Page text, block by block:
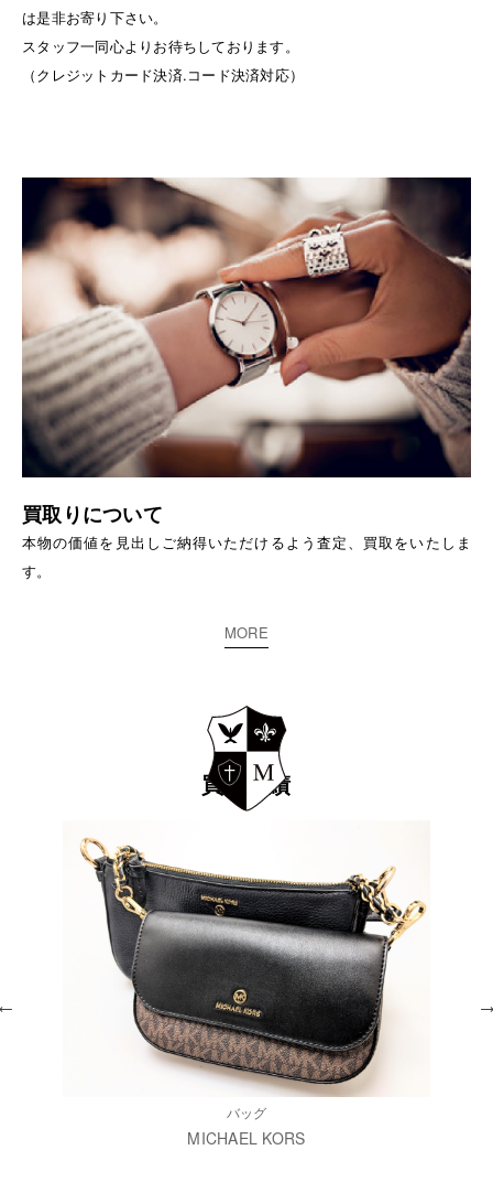
は是非お寄り下さい。
スタッフ一同心よりお待ちしております。
（クレジットカード決済.コード決済対応）
買取りについて
本物の価値を見出しご納得いただけるよう査定、買取をいたしま
す。
MORE
買取実績
バッグ
MICHAEL KORS